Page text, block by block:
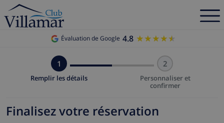
Évaluation de Google 4.8 ★★★★★
★★★★★
1
Remplir les détails
2
Personnaliser et
confirmer
Finalisez votre réservation